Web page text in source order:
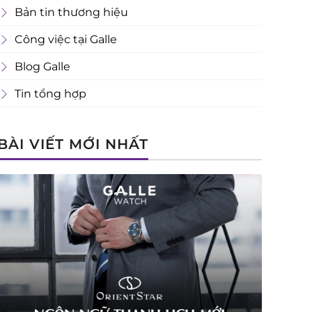
Bản tin thương hiệu
Công việc tại Galle
Blog Galle
Tin tổng hợp
VIẾT MỚI NHẤT